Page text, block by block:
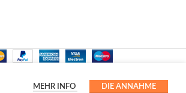
MEHR INFO DIE ANNAHME